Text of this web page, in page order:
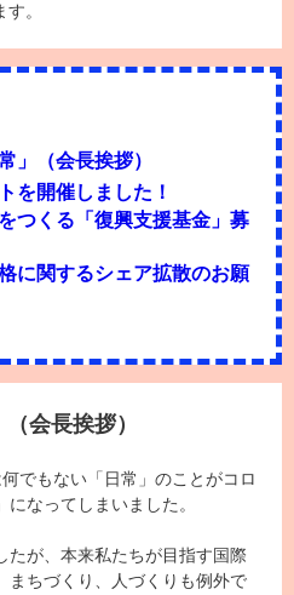
。
」（会長挨拶）
を開催しました！
つくる「復興支援基金」募
に関するシェア拡散のお願
（会長挨拶）
でもない 「 日常 」 のことがコロ
になってしまいました。
が、本来私たちが目指す国際
まちづくり、人づくりも例外で